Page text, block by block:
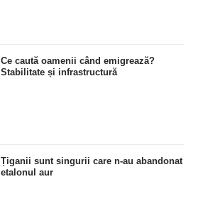
Ce caută oamenii când emigrează?
Stabilitate și infrastructură
Țiganii sunt singurii care n-au abandonat
etalonul aur